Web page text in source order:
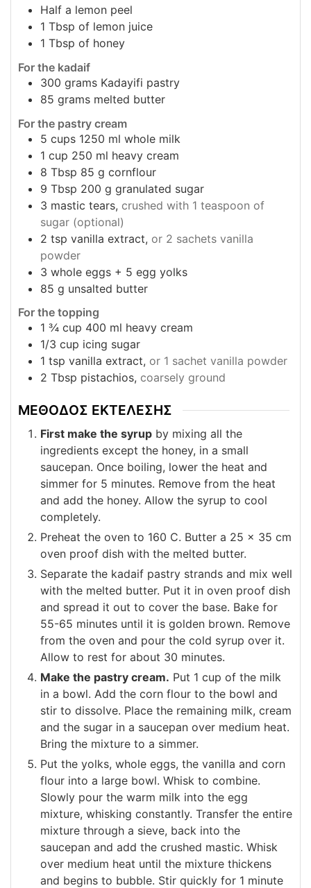
Half a lemon peel
1 Tbsp of lemon juice
1 Tbsp of honey
For the kadaif
300 grams Kadayifi pastry
85 grams melted butter
For the pastry cream
5 cups 1250 ml whole milk
1 cup 250 ml heavy cream
8 Tbsp 85 g cornflour
9 Tbsp 200 g granulated sugar
3 mastic tears, crushed with 1 teaspoon of
sugar (optional)
2 tsp vanilla extract, or 2 sachets vanilla
powder
3 whole eggs + 5 egg yolks
85 g unsalted butter
For the topping
1 ¾ cup 400 ml heavy cream
1/3 cup icing sugar
1 tsp vanilla extract, or 1 sachet vanilla powder
2 Tbsp pistachios, coarsely ground
ΜΕΘΟΔΟΣ ΕΚΤΕΛΕΣΗΣ
First make the syrup by mixing all the
ingredients except the honey, in a small
saucepan. Once boiling, lower the heat and
simmer for 5 minutes. Remove from the heat
and add the honey. Allow the syrup to cool
completely.
Preheat the oven to 160 C. Butter a 25 x 35 cm
oven proof dish with the melted butter.
Separate the kadaif pastry strands and mix well
with the melted butter. Put it in oven proof dish
and spread it out to cover the base. Bake for
55-65 minutes until it is golden brown. Remove
from the oven and pour the cold syrup over it.
Allow to rest for about 30 minutes.
Make the pastry cream. Put 1 cup of the milk
in a bowl. Add the corn flour to the bowl and
stir to dissolve. Place the remaining milk, cream
and the sugar in a saucepan over medium heat.
Bring the mixture to a simmer.
Put the yolks, whole eggs, the vanilla and corn
flour into a large bowl. Whisk to combine.
Slowly pour the warm milk into the egg
mixture, whisking constantly. Transfer the entire
mixture through a sieve, back into the
saucepan and add the crushed mastic. Whisk
over medium heat until the mixture thickens
and begins to bubble. Stir quickly for 1 minute